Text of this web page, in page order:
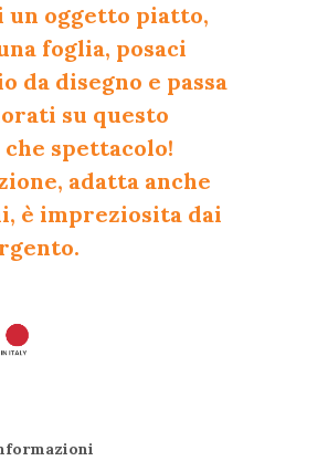
un oggetto piatto,
foglia, posaci
da disegno e passa
su questo
spettacolo!
adatta anche
è impreziosita dai